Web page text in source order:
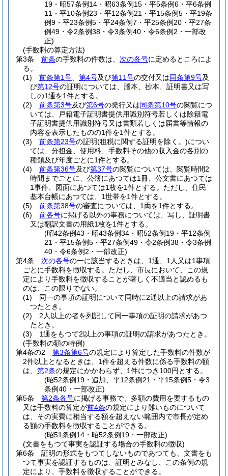
19・昭57条例14・昭63条例15・平5条例6・平6条例
11・平10条例23・平12条例21・平15条例5・平19条
例9・平23条例5・平24条例7・平25条例20・平27条
例49・令2条例38・令3条例40・令6条例2・一部改
正)
(手数料の算定方法)
第3条
前条の手数料の件数は、 次の各号に定めるところによ
る。
(1)
前条第1号 第4号及び第11号の交付又は同条第9号及
び第12号の証明については、謄本、抄本、証明書又は写
しの1通を1件とする。
(2)
前条第3号及び第6号の発行又は同条第10号の閲覧につ
いては、戸籍電子証明書提供用識別符号若しくは除籍電
子証明書提供用識別符号又は書類若しくは届書等情報の
内容を表示したものの1件を1件とする。
(3)
前条第23号の証明(租税に関する証明を除く。)につい
ては、分担金、使用料、手数料その他の収入金の各別の
種類及び年度ごとに1件とする。
(4)
前条第36号及び第37号の閲覧については、閲覧時間2
時間までごとに、公簿にあつては1冊、公文書にあつては
1事件、図面にあつては1枚を1件とする。 ただし、住民
基本台帳にあつては、1世帯を1件とする。
(5)
前条第38号の審査については、1両を1件とする。
(6)
前各号に掲げる以外の事務については、写し、証明書
又は翻訳文書の用紙1枚を1件とする。
(昭42条例43・昭43条例34・昭52条例19・平12条例
21・平15条例5・平27条例49・令2条例38・令3条例
40・令6条例2・一部改正)
第4条
次の各号の一に該当するときは、1通、1人又は1事項
ごとに手数料を徴収する。 ただし、市長において、この規
定により手数料を徴収することが著しく不適当と認めるも
のは、この限りでない。
(1)
同一の事項の証明について同時に2通以上の請求があ
つたとき。
(2)
2人以上の者を列記して同一事項の証明の請求があつ
たとき。
(3)
1通をもつて2以上の事項の証明の請求があつたとき。
(手数料の額の特例)
第4条の2
第3条第6号の規定により算定した手数料の件数が
2件以上となるときは、1件を超える件数に係る手数料の額
は、 第2条の規定にかかわらず、1件につき100円とする。
(昭52条例19・追加、平12条例21・平15条例5・令3
条例40・一部改正)
第5条
第2条各号に掲げる事務で、多額の費用を要するもの
又は手数料の算定が前4条の規定により難いものについて
は、その実費に相当する額を超えない範囲内で市長が定め
る額の手数料を徴収することができる。
(昭51条例14・昭52条例19・一部改正)
(文書をもつて事実を認証する場合の手数料の徴収)
第6条
証明の形式をもつてしないものであつても、文書をも
つて事実を認証するものは、証明とみなし、この条例の規
定により、手数料を徴収することができる。